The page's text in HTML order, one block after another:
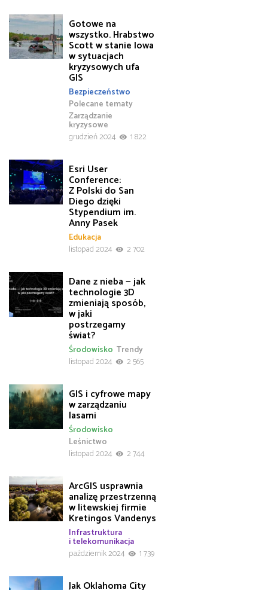
Gotowe na
wszystko. Hrabstwo
Scott w stanie Iowa
w sytuacjach
kryzysowych ufa
GIS
Bezpieczeństwo
Polecane tematy
Zarządzanie
kryzysowe
grudzień 2024
1 822
Esri User
Conference:
Z Polski do San
Diego dzięki
Stypendium im.
Anny Pasek
Edukacja
listopad 2024
2 702
Dane z nieba — jak
technologie 3D
zmieniają sposób,
w jaki
postrzegamy
świat?
Środowisko Trendy
listopad 2024
2 565
GIS i cyfrowe mapy
w zarządzaniu
lasami
Leśnictwo
Środowisko
listopad 2024
2 744
ArcGIS usprawnia
analizę przestrzenną
w litewskiej firmie
Kretingos Vandenys
Infrastruktura
i telekomunikacja
październik 2024
1 739
Jak Oklahoma City